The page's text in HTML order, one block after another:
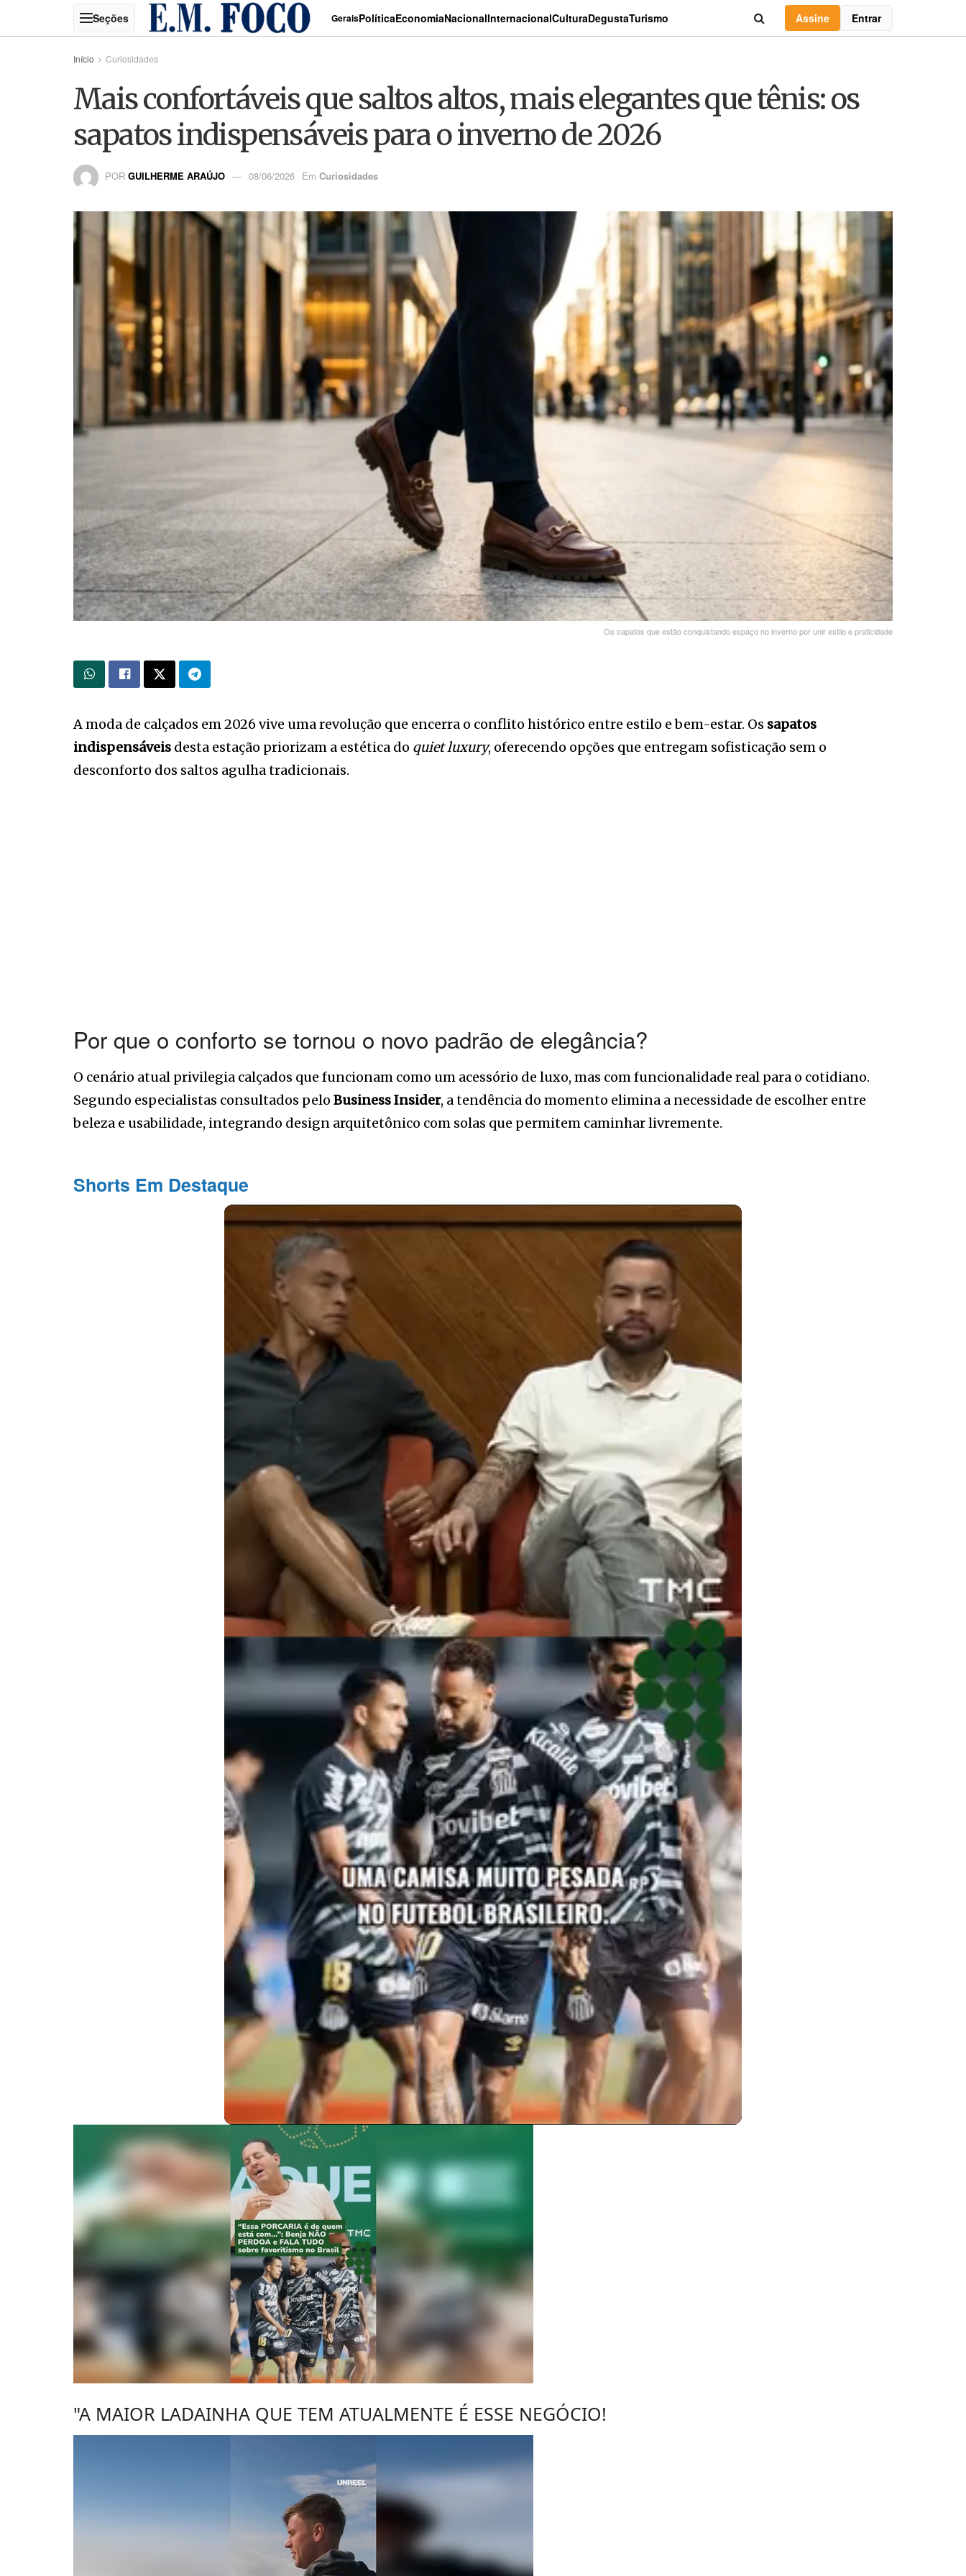
GeraisPolíticaEconomiaNacionalInternacionalCulturaDegustaTurismo Assine Entrar
Início Curiosidades
Mais confortáveis que saltos altos, mais elegantes que tênis: os
sapatos indispensáveis para o inverno de 2026
POR GUILHERME ARAÚJO 08/06/2026 Em Curiosidades
Os sapatos que estão conquistando espaço no inverno por unir estilo e praticidade
A moda de calçados em 2026 vive uma revolução que encerra o conflito histórico entre estilo e bem-estar. Os sapatos
indispensáveis desta estação priorizam a estética do quiet luxury, oferecendo opções que entregam sofisticação sem o
desconforto dos saltos agulha tradicionais.
Por que o conforto se tornou o novo padrão de elegância?
O cenário atual privilegia calçados que funcionam como um acessório de luxo, mas com funcionalidade real para o cotidiano.
Segundo especialistas consultados pelo Business Insider, a tendência do momento elimina a necessidade de escolher entre
beleza e usabilidade, integrando design arquitetônico com solas que permitem caminhar livremente.
Shorts Em Destaque
"A MAIOR LADAINHA QUE TEM ATUALMENTE É ESSE NEGÓCIO!